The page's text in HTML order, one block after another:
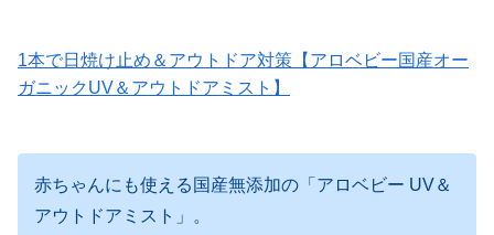
1本で日焼け止め＆アウトドア対策【アロベビー国産オー
ガニックUV＆アウトドアミスト】
赤ちゃんにも使える国産無添加の「アロベビー UV＆
アウトドアミスト」。